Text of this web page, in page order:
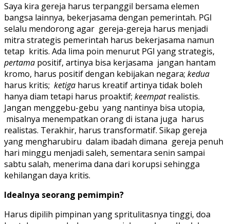
Saya kira gereja harus terpanggil bersama elemen
bangsa lainnya, bekerjasama dengan pemerintah. PGI
selalu mendorong agar gereja-gereja harus menjadi
mitra strategis pemerintah harus bekerjasama namun
tetap kritis. Ada lima poin menurut PGI yang strategis,
pertama positif, artinya bisa kerjasama jangan hantam
kromo, harus positif dengan kebijakan negara; kedua
harus kritis; ketiga harus kreatif artinya tidak boleh
hanya diam tetapi harus proaktif; keempatrealistis.
Jangan menggebu-gebu yang nantinya bisa utopia,
misalnya menempatkan orang di istana juga harus
realistas. Terakhir, harus transformatif. Sikap gereja
yang mengharubiru dalam ibadah dimana gereja penuh
hari minggu menjadi saleh, sementara senin sampai
sabtu salah, menerima dana dari korupsi sehingga
kehilangan daya kritis.
Idealnya seorang pemimpin?
Harus dipilih pimpinan yang spritulitasnya tinggi, doa